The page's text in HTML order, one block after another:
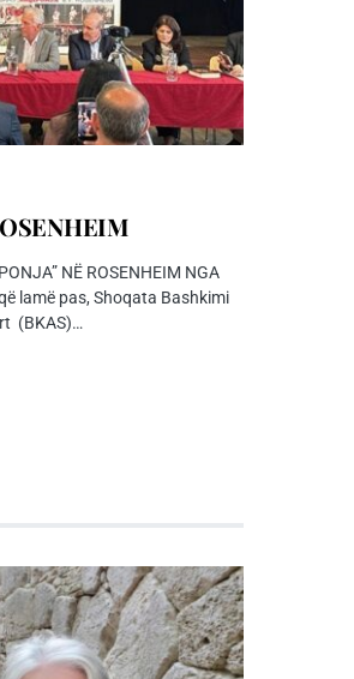
NË ROSENHEIM NGA
lamë pas, Shoqata Bashkimi
(BKAS)…